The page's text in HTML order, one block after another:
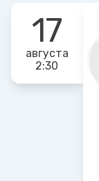
17
августа
2:30